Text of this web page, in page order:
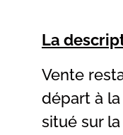
La
Vente
départ à
situé sur